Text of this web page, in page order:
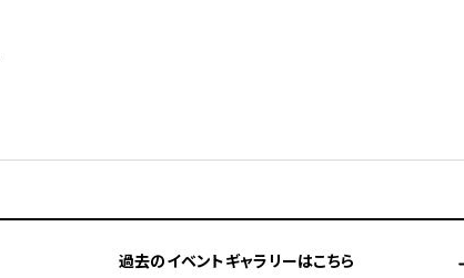
過去のイベントギャラリーはこちら